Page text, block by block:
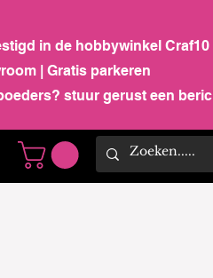
in de hobbywinkel
| Gratis parkeren
stuur gerust een